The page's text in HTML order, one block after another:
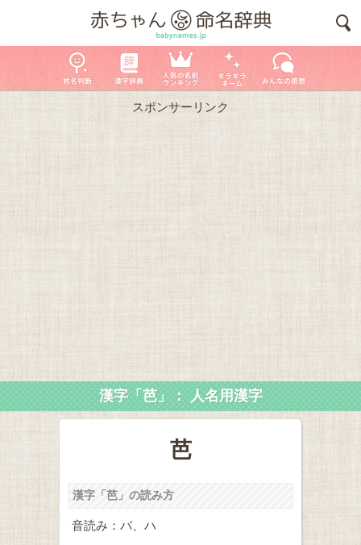
スポンサーリンク
漢字「芭」： 人名用漢字
芭
漢字「芭」の読み方
音読み：バ、ハ